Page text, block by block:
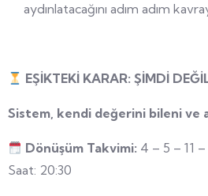
aydınlatacağını adım adım
EŞİKTEKİ KARAR: ŞİMDİ
Sistem, kendi değerini bileni ve
Dönüşüm Takvimi: 4 – 5 – 11
Saat: 20:30